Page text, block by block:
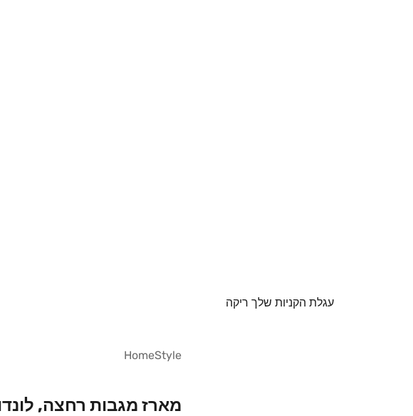
עגלת הקניות שלך ריקה
HomeStyle
מארז מגבות רחצה,